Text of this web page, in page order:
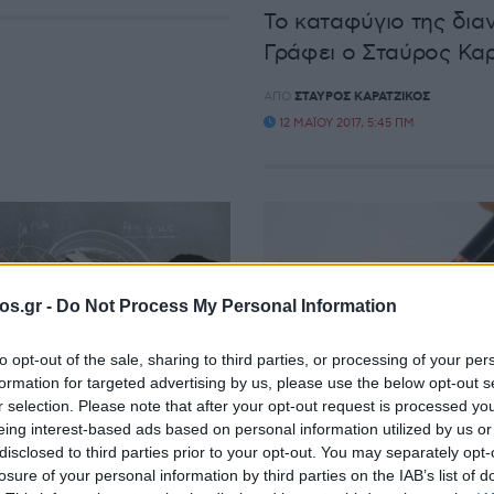
- Do Not Process My Personal Information
opt-out of the sale, sharing to third parties, or processing of your
for targeted advertising by us, please use the below opt-out
selection. Please note that after your opt-out request is processed
interest-based ads based on personal information utilized by us
to third parties prior to your opt-out. You may separately
of your personal information by third parties on the IAB’s list of
Το καταφύγιο της
Γράφει ο Σταύρος
ΑΠΌ ΣΤΑΎΡΟΣ ΚΑΡΑΤΖΊΚΟΣ
12 ΜΑΪ́ΟΥ 2017, 5:45 ΠΜ
έριδες των
φυσικών – Γράφει ο
«Αναζητώντας μια
στον κοσμικό
Γράφει ο Σταύρος